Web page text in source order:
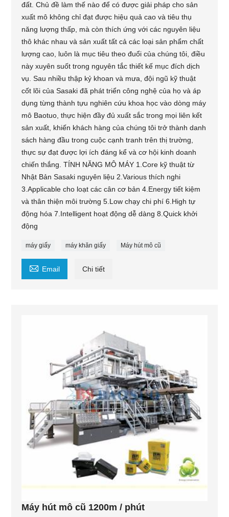
đất. Chủ đề làm thế nào để có được giải pháp cho sản
xuất mô không chỉ đạt được hiệu quả cao và tiêu thụ
năng lượng thấp, mà còn thích ứng với các nguyên liệu
thô khác nhau và sản xuất tất cả các loại sản phẩm chất
lượng cao, luôn là mục tiêu theo đuổi của chúng tôi, điều
này xuyên suốt trong nguyên tắc thiết kế mục đích dịch
vụ. Sau nhiều thập kỷ khoan và mưa, đội ngũ kỹ thuật
cốt lõi của Sasaki đã phát triển công nghệ của họ và áp
dụng từng thành tựu nghiên cứu khoa học vào dòng máy
mô Baotuo, thực hiện đầy đủ xuất sắc trong mọi liên kết
sản xuất, khiến khách hàng của chúng tôi trở thành danh
sách hàng đầu trong cuộc cạnh tranh trên thị trường,
thực sự đạt được lợi ích đáng kể và cơ hội kinh doanh
chiến thắng. TÍNH NĂNG MÔ MÁY 1.Core kỹ thuật từ
Nhật Bản Sasaki nguyên liệu 2.Various thích nghi
3.Applicable cho loạt các cân cơ bản 4.Energy tiết kiệm
và thân thiện môi trường 5.Low chạy chi phí 6.High tự
động hóa 7.Intelligent hoạt động dễ dàng 8.Quick khởi
động
máy giấy máy khăn giấy Máy hút mô cũ
 Email Chi tiết
Máy hút mô cũ 1200m / phút